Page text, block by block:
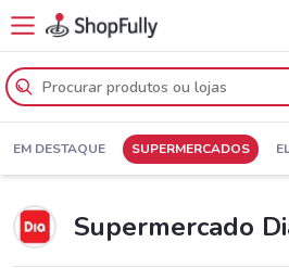
EM DESTAQUE SUPERMERCADOS
Supermercado